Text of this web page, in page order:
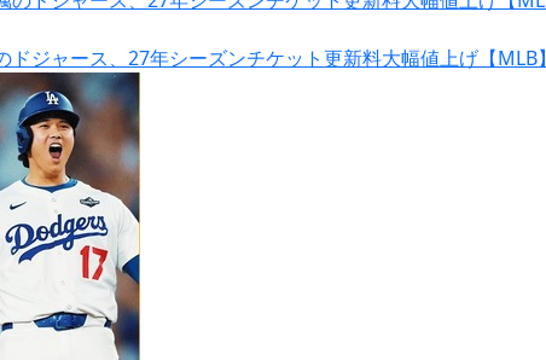
ドジャース、27年シーズンチケット更新料大幅値上げ【MLB】